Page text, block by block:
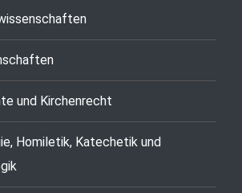
und Kirchenrecht
Homiletik, Katechetik und